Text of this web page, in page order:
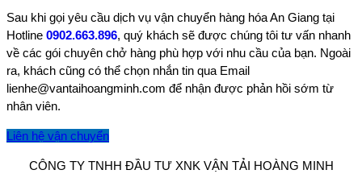
Sau khi gọi yêu cầu dịch vụ vận chuyển hàng hóa An Giang tại
Hotline 0902.663.896, quý khách sẽ được chúng tôi tư vấn nhanh
về các gói chuyên chở hàng phù hợp với nhu cầu của bạn. Ngoài
ra, khách cũng có thể chọn nhắn tin qua Email
lienhe@vantaihoangminh.com để nhận được phản hồi sớm từ
nhân viên.
Liên hệ vận chuyển
CÔNG TY TNHH ĐẦU TƯ XNK VẬN TẢI HOÀNG MINH